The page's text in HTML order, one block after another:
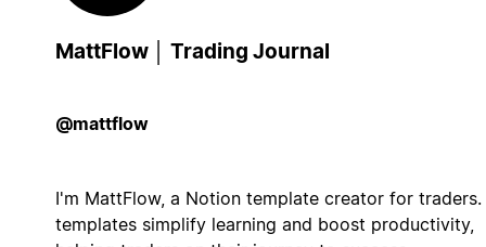
MattFlow │ Trading Journal
@mattflow
I'm MattFlow, a Notion template creator for traders.
templates simplify learning and boost productivity,